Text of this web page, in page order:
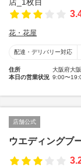
花・花屋
配達・デリバリー対応
住所
大阪府大
本日の営業状況 9:00〜
店舗公式
ウエディングブ